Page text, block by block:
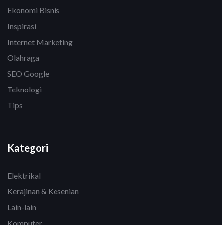
Ekonomi Bisnis
Inspirasi
Internet Marketing
Olahraga
SEO Google
Teknologi
Tips
Kategori
Elektrikal
Kerajinan & Kesenian
Lain-lain
Komputer